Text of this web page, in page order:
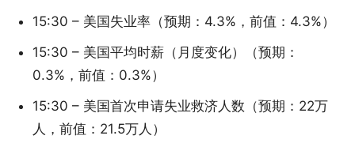
15:30 – 美国失业率（预期：4.3%，前值：4.3%）
15:30 – 美国平均时薪（月度变化）（预期：
0.3%，前值：0.3%）
15:30 – 美国首次申请失业救济人数（预期：22万
人，前值：21.5万人）